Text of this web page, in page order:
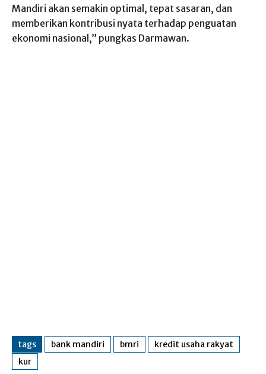
Mandiri akan semakin optimal, tepat sasaran, dan
memberikan kontribusi nyata terhadap penguatan
ekonomi nasional,” pungkas Darmawan.
tags bank mandiri bmri
kredit usaha rakyat
kur